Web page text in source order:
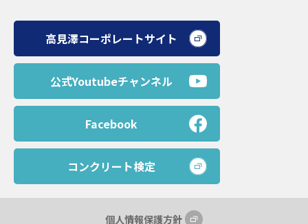
高見澤コーポレートサイト
公式Youtubeチャンネル
Facebook
コンクリート検定
個人情報保護方針